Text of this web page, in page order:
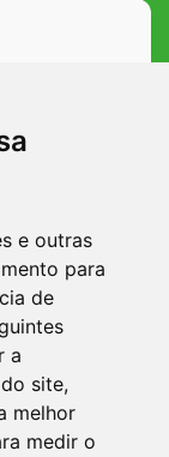
e outras
para
de
a
site,
melhor
medir o
97573-010